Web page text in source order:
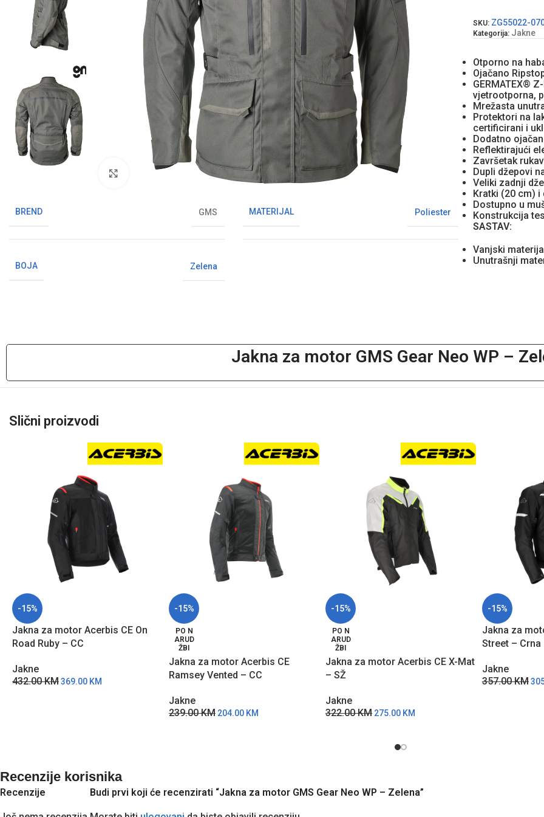
Klikni da uvećaš sliku
BREND GMS MATERIJAL Poliester
BOJA Zelena
SKU: ZG55022-
Kategorija: Jakne
Otporno na
Ojačano
GERMATEX®
vjetrootporna,
Mrežasta
Protektori na
certificirani i
Dodatno
Reflektirajući
Završetak
Dupli džepovi
Veliki zadnji
Kratki (20 cm) i
Dostupno u
Konstrukcija
SASTAV:
Vanjski
Unutrašnji
Jakna za motor GMS Gear Neo WP –
Slični proizvodi
-15%
Jakna za motor Acerbis CE On
Road Ruby – CC
Jakne
432.00KM369.00 KM
-15%
PO N
ARUD
ŽBI
Jakna za motor Acerbis CE
Ramsey Vented – CC
Jakne
239.00KM 204.00 KM
-15%
PO N
ARUD
ŽBI
Jakna za motor Acerbis CE X-Mat
– SŽ
Jakne
322.00KM 275.00 KM
-15%
Jakna za
Street – Crna
Jakne
357.00KM
Recenzije korisnika
Recenzije Budi prvi koji će recenzirati “Jakna za motor GMS Gear Neo WP – Zelena”